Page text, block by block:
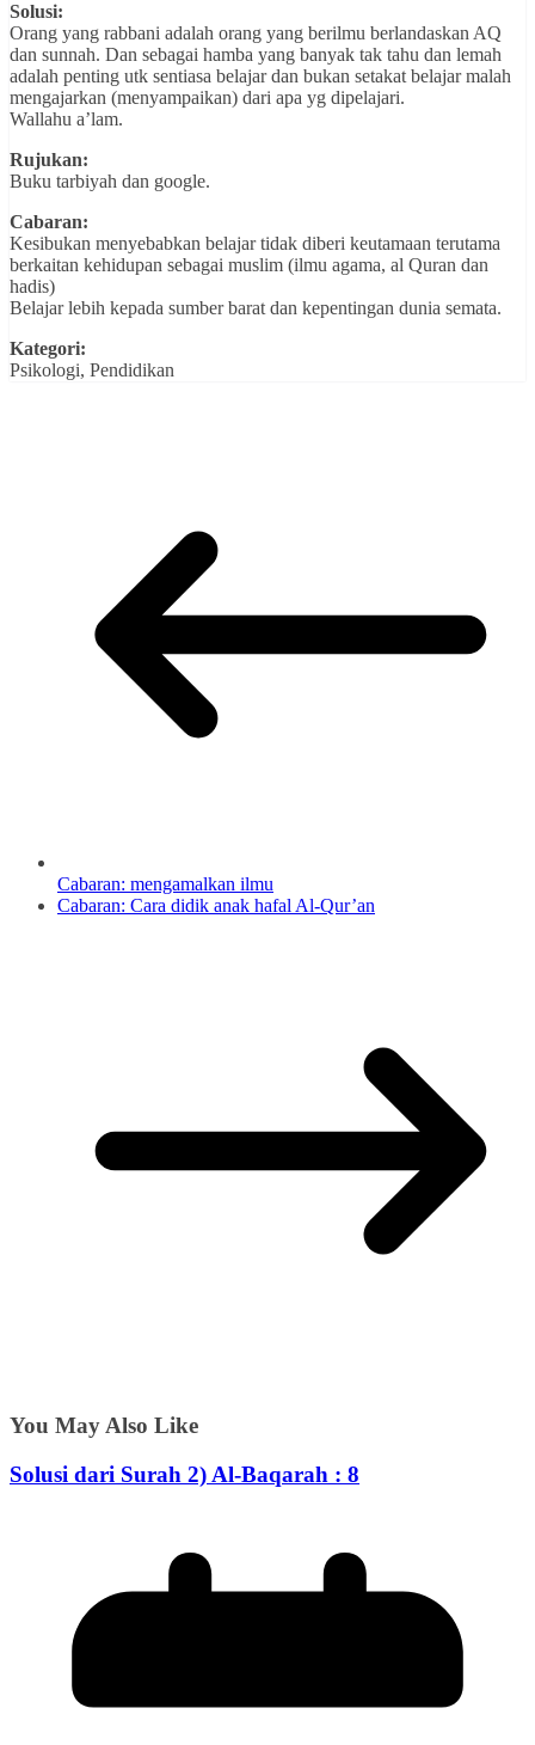
Solusi:
Orang yang rabbani adalah orang yang berilmu berlandaskan AQ
dan sunnah. Dan sebagai hamba yang banyak tak tahu dan lemah
adalah penting utk sentiasa belajar dan bukan setakat belajar malah
mengajarkan (menyampaikan) dari apa yg dipelajari.
Wallahu a’lam.
Rujukan:
Buku tarbiyah dan google.
Cabaran:
Kesibukan menyebabkan belajar tidak diberi keutamaan terutama
berkaitan kehidupan sebagai muslim (ilmu agama, al Quran dan
hadis)
Belajar lebih kepada sumber barat dan kepentingan dunia semata.
Kategori:
Psikologi, Pendidikan
Cabaran: mengamalkan ilmu
Cabaran: Cara didik anak hafal Al-Qur’an
You May Also Like
Solusi dari Surah 2) Al-Baqarah : 8